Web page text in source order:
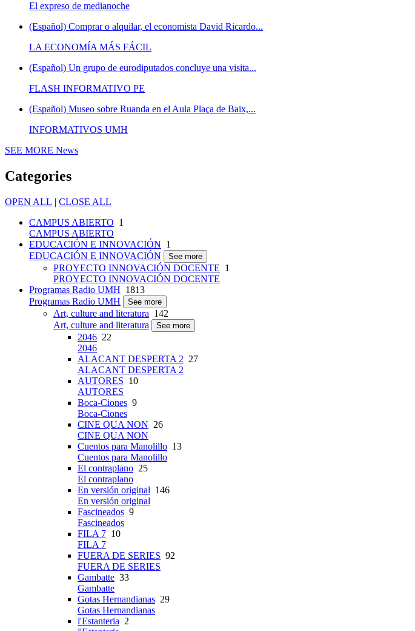
El expreso de medianoche
(Español) Comprar o alquilar, el economista David Ricardo...
LA ECONOMÍA MÁS FÁCIL
(Español) Un grupo de eurodiputados concluye una visita...
FLASH INFORMATIVO PE
(Español) Museo sobre Ruanda en el Aula Plaça de Baix,...
INFORMATIVOS UMH
SEE MORE News
Categories
OPEN ALL | CLOSE ALL
CAMPUS ABIERTO 1
CAMPUS ABIERTO
EDUCACIÓN E INNOVACIÓN 1
EDUCACIÓN E INNOVACIÓN
See more
PROYECTO INNOVACIÓN DOCENTE 1
PROYECTO INNOVACIÓN DOCENTE
Programas Radio UMH 1813
Programas Radio UMH
See more
Art, culture and literatura 142
Art, culture and literatura
See more
2046 22
2046
ALACANT DESPERTA 2 27
ALACANT DESPERTA 2
AUTORES 10
AUTORES
Boca-Ciones 9
Boca-Ciones
CINE QUA NON 26
CINE QUA NON
Cuentos para Manolillo 13
Cuentos para Manolillo
El contraplano 25
El contraplano
En versión original 146
En versión original
Fascineados 9
Fascineados
FILA 7 10
FILA 7
FUERA DE SERIES 92
FUERA DE SERIES
Gambatte 33
Gambatte
Gotas Hernandianas 29
Gotas Hernandianas
l'Estanteria 2